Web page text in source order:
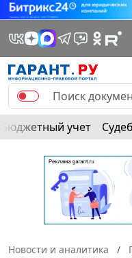
Бюджетный учет
Новости и аналитика